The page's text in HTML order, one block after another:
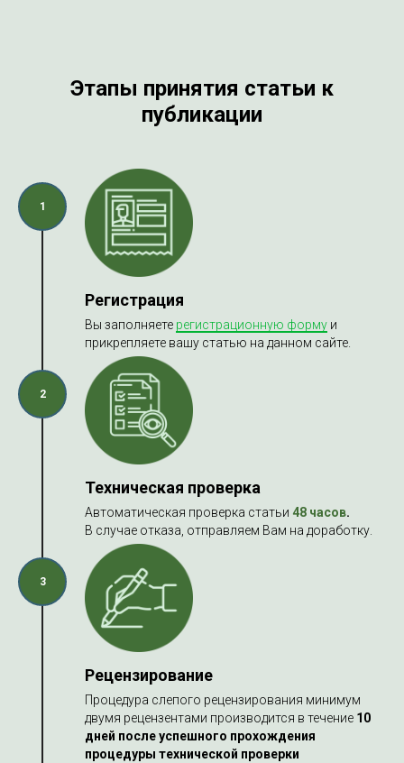
Этапы принятия статьи к
публикации
1
Регистрация
Вы заполняете регистрационную форму и
прикрепляете вашу статью на данном сайте.
2
Техническая проверка
Автоматическая проверка статьи 48 часов.
В случае отказа, отправляем Вам на доработку.
3
Рецензирование
Процедура слепого рецензирования минимум
двумя рецензентами производится в течение 10
дней после успешного прохождения
процедуры технической проверки